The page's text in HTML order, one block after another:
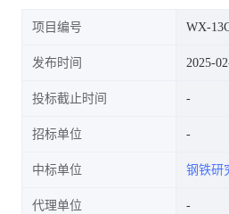
项目编号 WX-
发布时间 2025-
投标截止时间
招标单位
中标单位 钢铁研
代理单位